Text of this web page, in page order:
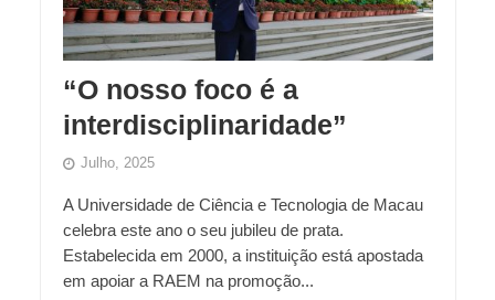
“O nosso foco é a
interdisciplinaridade”
Julho, 2025
A Universidade de Ciência e Tecnologia de Macau
celebra este ano o seu jubileu de prata.
Estabelecida em 2000, a instituição está apostada
em apoiar a RAEM na promoção...